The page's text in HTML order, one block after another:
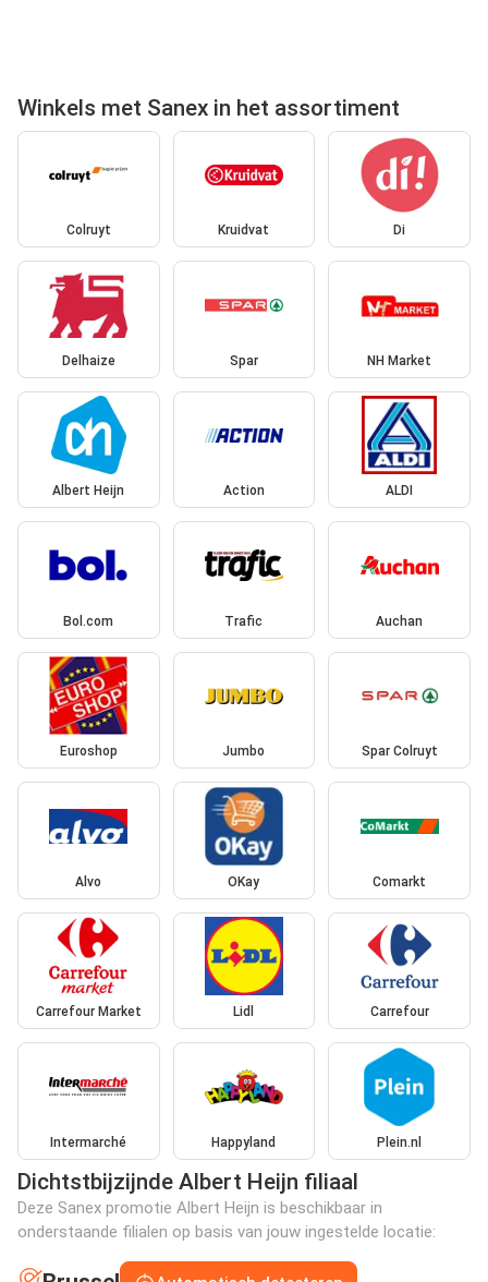
Winkels met Sanex in het assortiment
Colruyt Kruidvat Di
Delhaize Spar NH Market
Albert Heijn Action ALDI
Bol.com Trafic Auchan
Euroshop Jumbo Spar Colruyt
Alvo OKay Comarkt
Carrefour Market Lidl Carrefour
Intermarché Happyland Plein.nl
Dichtstbijzijnde Albert Heijn filiaal
Deze Sanex promotie Albert Heijn is beschikbaar in
onderstaande filialen op basis van jouw ingestelde locatie: